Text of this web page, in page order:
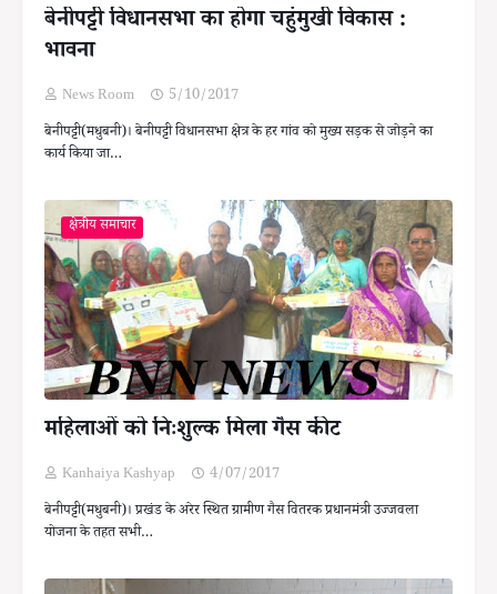
बेनीपट्टी विधानसभा का होगा चहुंमुखी विकास :
भावना
News Room
5/10/2017
बेनीपट्टी(मधुबनी)। बेनीपट्टी विधानसभा क्षेत्र के हर गांव को मुख्य सड़क से जोड़ने का
कार्य किया जा…
क्षेत्रीय समाचार
महिलाओं को निःशुल्क मिला गैस कीट
Kanhaiya Kashyap
4/07/2017
बेनीपट्टी(मधुबनी)। प्रखंड के अरेर स्थित ग्रामीण गैस वितरक प्रधानमंत्री उज्जवला
योजना के तहत सभी…